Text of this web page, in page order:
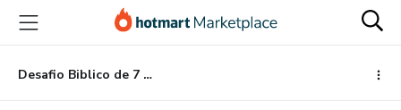
para
conteúdo
principal
para
pagamento
para
rodapé
Desafio Biblico de 7 Dias